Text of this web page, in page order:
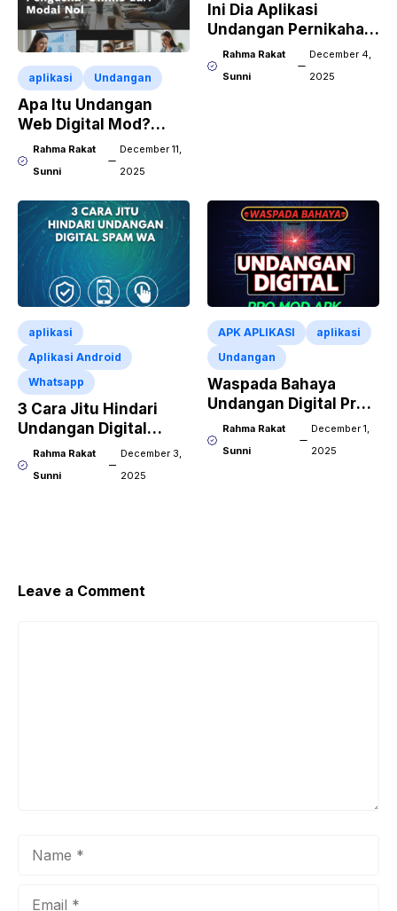
aplikasi Undangan
Apa Itu Undangan
Web Digital Mod?
Evolusi Terkini Anti
Ribet
Rahma Rakat
Sunni
December 11,
2025
Ini Dia Aplikasi
Undangan Pernikahan
Digital Terbaik 2026
Rahma Rakat
Sunni
December 4,
2025
aplikasi
Aplikasi Android
Whatsapp
3 Cara Jitu Hindari
Undangan Digital
Spam WA
Rahma Rakat
Sunni
December 3,
2025
APK APLIKASI
aplikasi
Undangan
Waspada Bahaya
Undangan Digital Pro
Mod APK
Rahma Rakat
Sunni
December 1,
2025
Leave a Comment